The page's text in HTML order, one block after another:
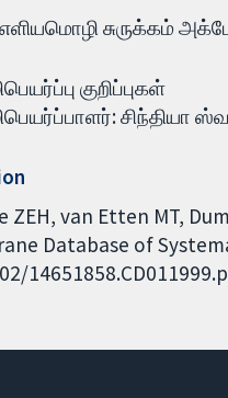
சுருக்கம்
குறிப்புகள்
சிந்தியா
ZEH, van Etten MT,
Database of